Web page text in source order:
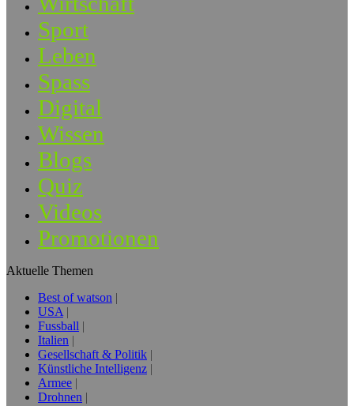
Sport
Leben
Spass
Digital
Wissen
Blogs
Quiz
Videos
Promotionen
Aktuelle Themen
Best of watson
USA
Fussball
Italien
Gesellschaft & Politik
Künstliche Intelligenz
Armee
Drohnen